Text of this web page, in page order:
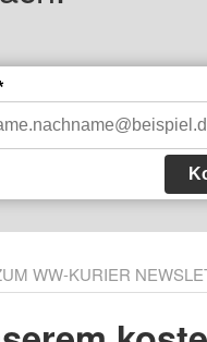
WW-KURIER